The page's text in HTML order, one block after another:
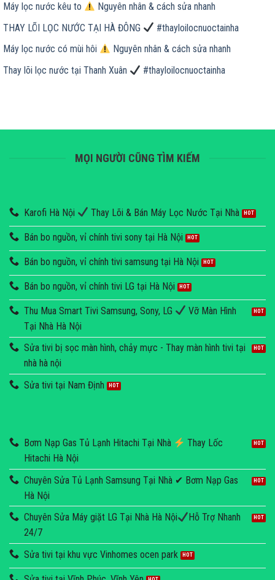
Máy lọc nước kêu to
Nguyên nhân & cách sửa nhanh
THAY LÕI LỌC NƯỚC TẠI HÀ ĐÔNG
#thayloilocnuoctainha
Máy lọc nước có mùi hôi
Nguyên nhân & cách sửa nhanh
Thay lõi lọc nước tại Thanh Xuân
#thayloilocnuoctainha
MỌI NGƯỜI CŨNG TÌM KIẾM
Karofi Hà Nội Thay Lõi & Bán Máy Lọc Nước Tại Nhà
Bán bo nguồn, vỉ chính tivi sony tại Hà Nội
Bán bo nguồn, vỉ chính tivi samsung tại Hà Nội
Bán bo nguồn, vỉ chính tivi LG tại Hà Nội
Thu Mua Smart Tivi Samsung, Sony, LG
Vỡ Màn Hình
Tại Nhà Hà Nội
Sửa tivi bị sọc màn hình, chảy mực - Thay màn hình tivi tại
nhà hà nội
Sửa tivi tại Nam Định
Bơm Nạp Gas Tủ Lạnh Hitachi Tại Nhà
Thay Lốc
Hitachi Hà Nội
Chuyên Sửa Tủ Lạnh Samsung Tại Nhà ✔ Bơm Nạp Gas
Hà Nội
Chuyên Sửa Máy giặt LG Tại Nhà Hà Nội
Hỗ Trợ Nhanh
24/7
Sửa tivi tại khu vực Vinhomes ocen park